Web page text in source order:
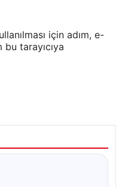
için adım, e-
tarayıcıya